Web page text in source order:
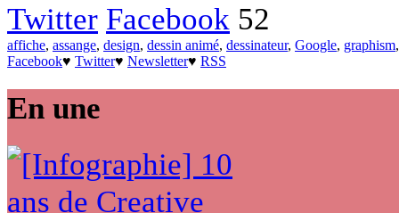
Twitter Facebook 52
affiche, assange, design, dessin animé, dessinateur, Google, graphism
Facebook♥ Twitter♥ Newsletter♥ RSS
En une